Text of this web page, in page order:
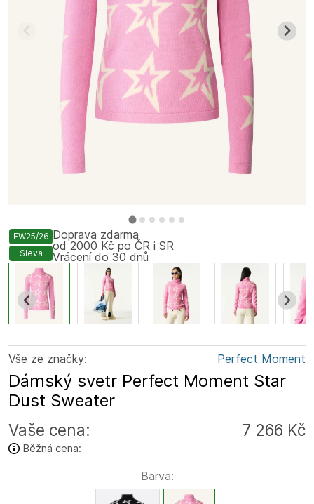
FW25/26
Sleva
Vše ze značky: Perfect Moment
Dámský svetr Perfect Moment Star
Dust Sweater
Vaše cena: 7 266 Kč
Běžná cena:
Barva:
Doprava zdarma
od 2000 Kč po ČR i SR
Vrácení do 30 dnů